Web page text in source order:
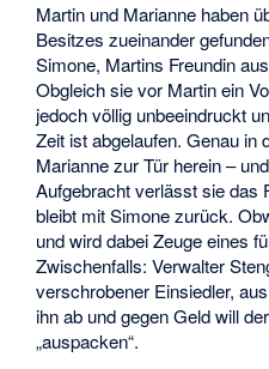
Martin und Marianne haben
Besitzes zueinander
Simone, Martins Freundin
Obgleich sie vor Martin ein
jedoch völlig unbeeindruckt
Zeit ist abgelaufen. Genau
Marianne zur Tür herein –
Aufgebracht verlässt sie das
bleibt mit Simone zurück.
und wird dabei Zeuge eines
Zwischenfalls: Verwalter
verschrobener Einsiedler,
ihn ab und gegen Geld will
„auspacken“.